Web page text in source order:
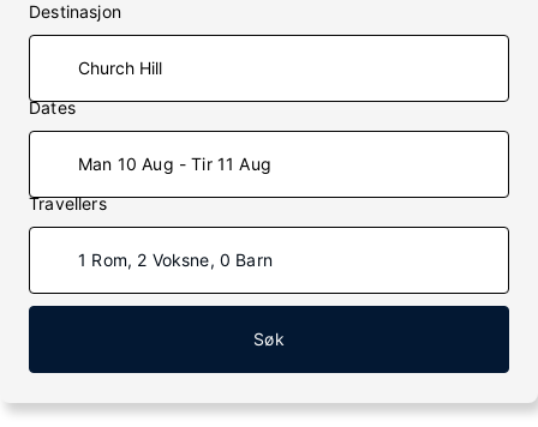
Destinasjon
Dates
Man 10 Aug - Tir 11 Aug
Travellers
1 Rom, 2 Voksne, 0 Barn
Søk